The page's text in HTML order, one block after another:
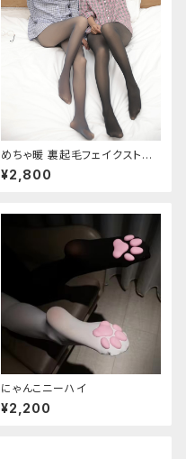
めちゃ暖 裏起毛フェイクストッ
キング
¥2,800
にゃんこニーハイ
¥2,200